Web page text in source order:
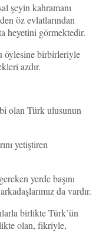
şeyin kahramanı
öz evlatlarından
heyetini görmektedir.
öylesine birbirleriyle
azdır.
olan Türk ulusunun
yetiştiren
yerde başını
da vardır.
birlikte Türk’ün
olan, fikriyle,